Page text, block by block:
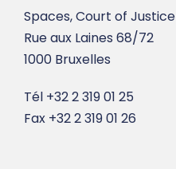
Spaces, Court of Justice
Rue aux Laines 68/72
1000 Bruxelles
Tél +32 2 319 01 25
Fax +32 2 319 01 26